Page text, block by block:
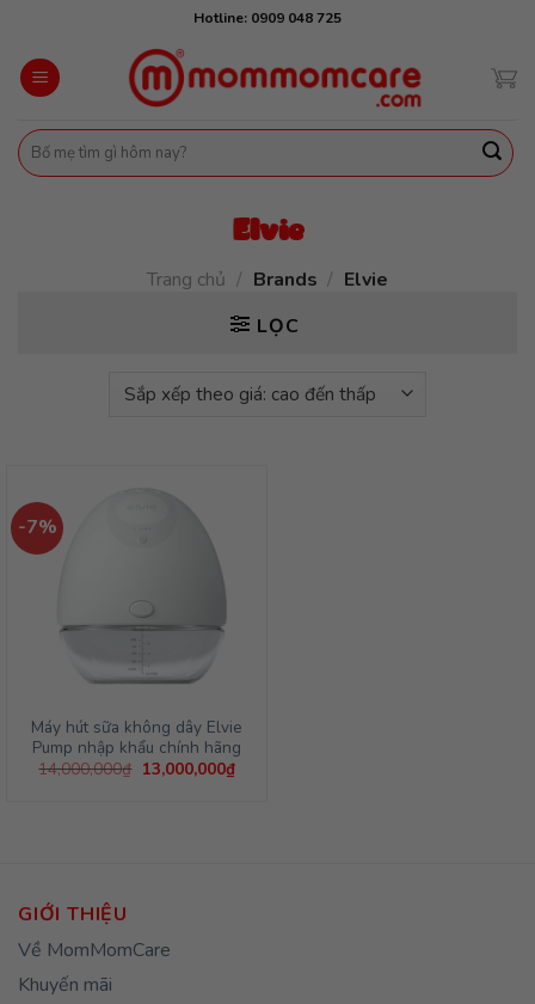
content
Hotline: 0909 048 725
Tìm
kiếm:
Elvie
Trang chủ / Brands / Elvie
LỌC
-7%
Máy hút sữa không dây Elvie
Pump nhập khẩu chính hãng
14,000,000₫ Giá
gốc
13,000,000₫Giá
hiện
GIỚI THIỆU
Về MomMomCare
Khuyến mãi